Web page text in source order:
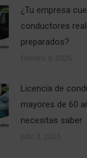
¿Tu empresa
conductores
preparados?
Licencia de
mayores de 60
necesitas saber